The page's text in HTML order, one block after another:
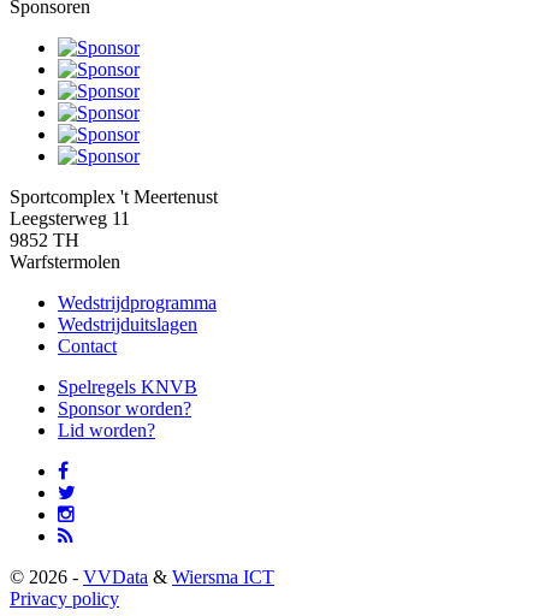
Sponsoren
Sportcomplex 't Meertenust
Leegsterweg 11
9852 TH
Warfstermolen
Wedstrijdprogramma
Wedstrijduitslagen
Contact
Spelregels KNVB
Sponsor worden?
Lid worden?
© 2026 - VVData & Wiersma ICT
Privacy policy